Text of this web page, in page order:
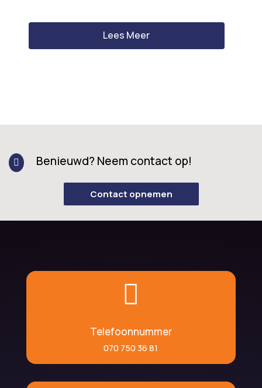
Lees Meer
 Benieuwd? Neem contact op!
Contact opnemen

Telefoonnummer
070 750 36 81